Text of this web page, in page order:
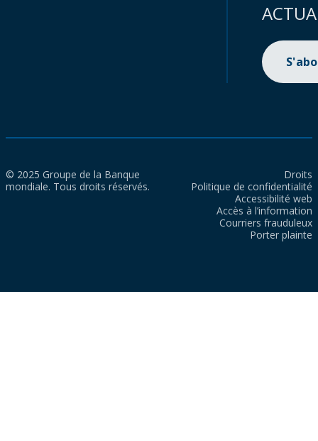
© 2025 Groupe de la Banque
mondiale. Tous droits réservés.
Droits
Politique de confidentialité
Accessibilité web
Accès à l’information
Courriers frauduleux
Porter plainte